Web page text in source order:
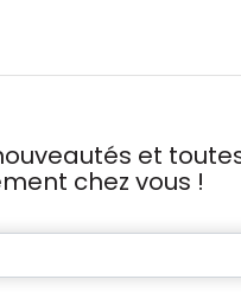
et
chez vous !